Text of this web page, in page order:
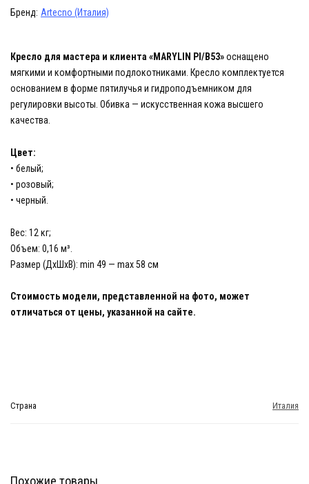
Бренд: Artecno (Италия)
Кресло для мастера и клиента «MARYLIN PI/B53»оснащено
мягкими и комфортными подлокотниками. Кресло комплектуется
основанием в форме пятилучья и гидроподъемником для
регулировки высоты. Обивка — искусственная кожа высшего
качества.
Цвет:
• белый;
• розовый;
• черный.
Вес: 12 кг;
Объем: 0,16 м³.
Размер (ДхШхВ): min 49 — max 58 см
Стоимость модели, представленной на фото, может
отличаться от цены, указанной на сайте.
Страна Италия
Похожие товары